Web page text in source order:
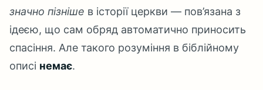
значно пізніше в історії церкви — пов’язана з
ідеєю, що сам обряд автоматично приносить
спасіння. Але такого розуміння в біблійному
описі немає.